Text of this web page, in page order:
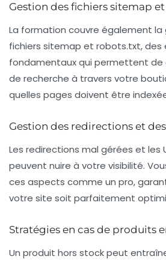
Gestion des fichiers sitemap
La formation couvre également
fichiers sitemap et robots.txt, des
fondamentaux qui permettent de
de recherche à travers votre
quelles pages doivent être
Gestion des redirections et des
Les redirections mal gérées et les
peuvent nuire à votre visibilité.
ces aspects comme un pro,
votre site soit parfaitement
Stratégies en cas de produits
Un produit hors stock peut